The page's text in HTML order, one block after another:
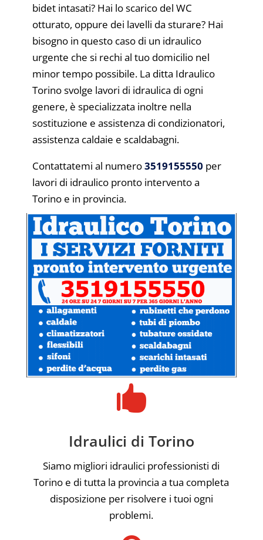
bidet intasati? Hai lo scarico del WC
otturato, oppure dei lavelli da sturare? Hai
bisogno in questo caso di un idraulico
urgente che si rechi al tuo domicilio nel
minor tempo possibile. La ditta Idraulico
Torino svolge lavori di idraulica di ogni
genere, è specializzata inoltre nella
sostituzione e assistenza di condizionatori,
assistenza caldaie e scaldabagni.
Contattatemi al numero3519155550 per
lavori di idraulico pronto intervento a
Torino e in provincia.

Idraulici di Torino
Siamo migliori idraulici professionisti di
Torino e di tutta la provincia a tua completa
disposizione per risolvere i tuoi ogni
problemi.